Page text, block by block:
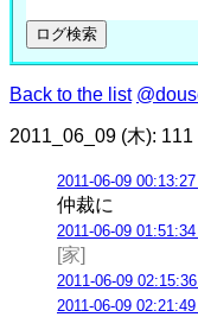
Back to the list
2011_06_09 (木): 111
2011-06-09
仲裁に
2011-06-09
[家]
2011-06-09
2011-06-09